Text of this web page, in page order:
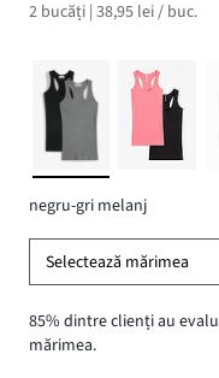
2 bucăți | 38,95 lei / buc.
negru-gri melanj
Selectează mărimea
85% dintre clienți au
mărimea.